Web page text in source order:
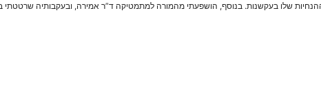
ההנחיות שלו בעקשנות. בנוסף, הושפעתי מהמורה למתמטיקה ד”ר אמירה, ובעקבותיה שרטטתי